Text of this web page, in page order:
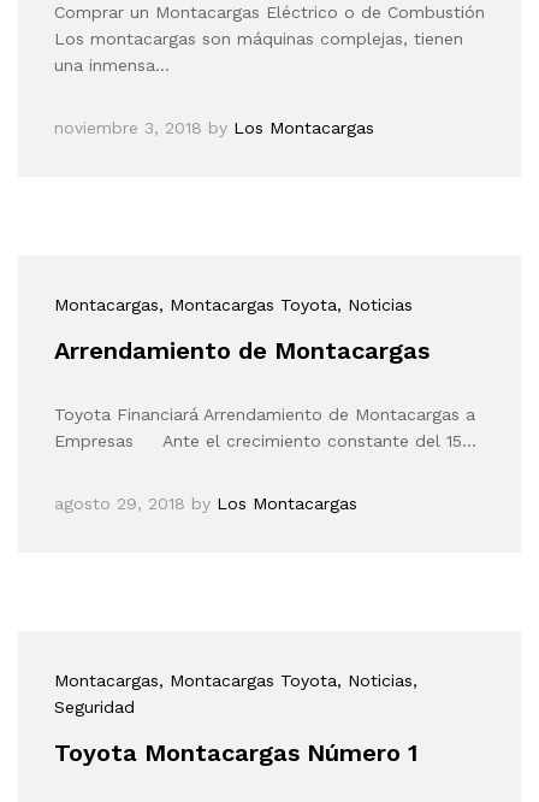
Comprar un Montacargas Eléctrico o de Combustión
Los montacargas son máquinas complejas, tienen
una inmensa…
noviembre 3, 2018 by Los Montacargas
Montacargas, Montacargas Toyota, Noticias
Arrendamiento de Montacargas
Toyota Financiará Arrendamiento de Montacargas a
Empresas Ante el crecimiento constante del 15…
agosto 29, 2018 by Los Montacargas
Montacargas, Montacargas Toyota, Noticias,
Seguridad
Toyota Montacargas Número 1